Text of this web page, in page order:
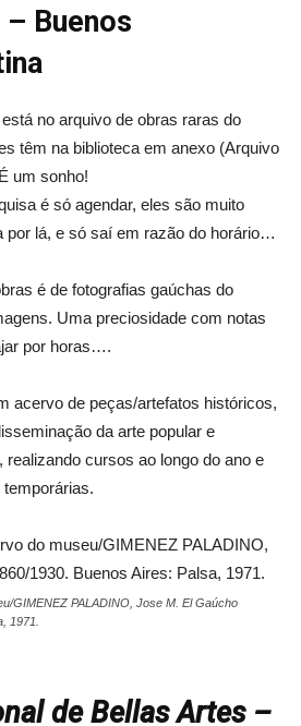
– Buenos
no arquivo de obras raras do
têm na biblioteca em anexo (Arquivo
um sonho!
é só agendar, eles são muito
por lá, e só saí em razão do horário…
é de fotografias gaúchas do
Uma preciosidade com notas
por horas….
acervo de peças/artefatos históricos,
da arte popular e
realizando cursos ao longo do ano e
GIMENEZ PALADINO, Jose M. El Gaúcho
1971.
de Bellas Artes –